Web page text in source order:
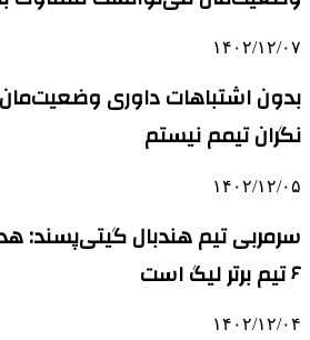
۱۴۰۲/۱۲/۰۷
بدون اشتباهات داوری
نگران تیمم نیستم
۱۴۰۲/۱۲/۰۵
سرمربی تیم هندبال گیتی‌پسند:
۶ تیم برتر لیگ است
۱۴۰۲/۱۲/۰۴